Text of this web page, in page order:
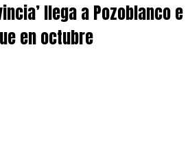
llega a Pozoblanco e
en octubre